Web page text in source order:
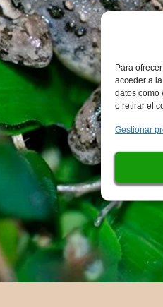
Para
acceder a
datos como
o retirar el
Gestionar